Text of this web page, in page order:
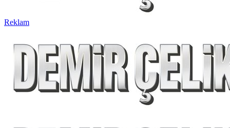
Reklam